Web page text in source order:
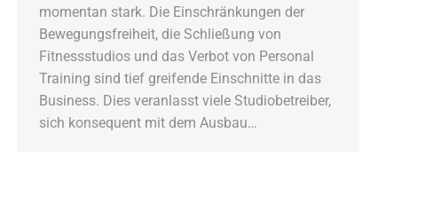
momentan stark. Die Einschränkungen der
Bewegungsfreiheit, die Schließung von
Fitnessstudios und das Verbot von Personal
Training sind tief greifende Einschnitte in das
Business. Dies veranlasst viele Studiobetreiber,
sich konsequent mit dem Ausbau…